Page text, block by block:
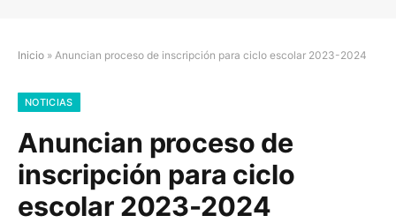
Inicio » Anuncian proceso de inscripción para ciclo escolar 2023-2024
NOTICIAS
Anuncian proceso de
inscripción para ciclo
escolar 2023-2024